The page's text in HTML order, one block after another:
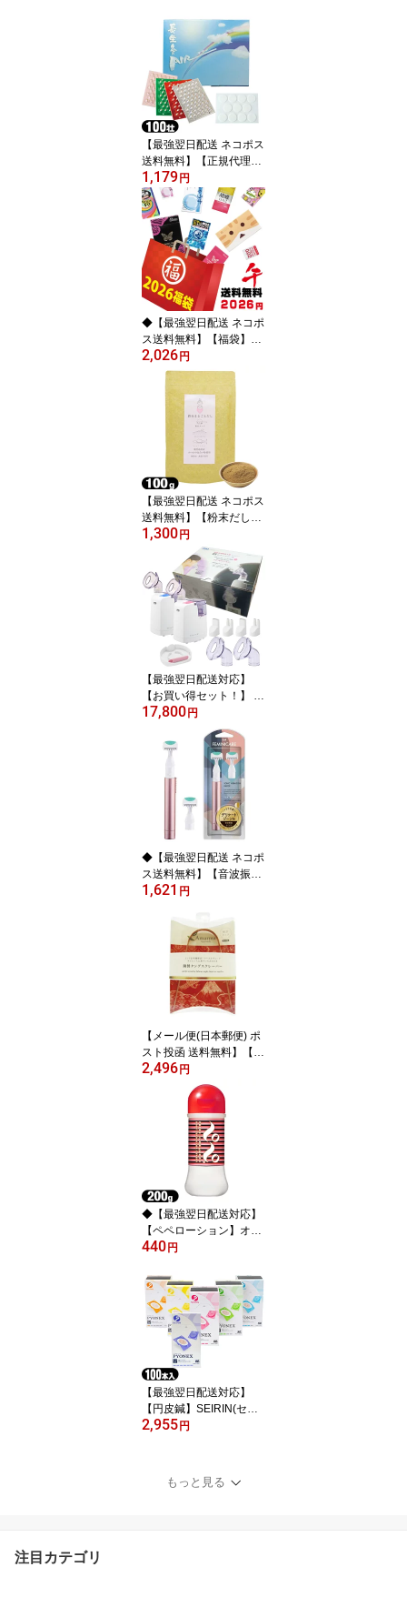
【最強翌日配送 ネコポス
送料無料】【正規代理
店】山正(YAMASHO) 長
生灸 (ちょうせいきゅう)
100壮 (レギュラー・ライ
ト・ハード・ソフト) 調
熱絆(11枚入)付 - 使いや
すい本格派のお灸。どこ
にでも貼ることができる
シールタイプ。【smtb-
s】
1,179円
◆【最強翌日配送 ネコポ
ス送料無料】【福袋】20
26年 ちょっと大人の福
袋 2026円ポッキリ！自
分で選べるコンドーム・
ローション豪華6点セッ
ト! スキン最大60個+ロー
ション12袋 ※完全包装
でお届け致します。【sm
2,026円
【最強翌日配送 ネコポス
送料無料】【粉末だし】
【かつおだし】鉄分まる
ごとだし 粉末タイプ 100
g - 食塩 無添加。鹿児島
県産 かつおの血合い粉使
用。出汁。お出汁。調味
料 【smtb-s】
1,300円
【最強翌日配送対応】
【お買い得セット！】 A
&D(エーアンドデイ) 超音
波温熱吸入器 ホットシャ
ワー5 プラス 今だけ!さら
についてくる (吸入マス
ク・口ノズル・鼻ノズル)
x1セット (計各2個) (UN-
135) - 吸入口の角度調整
付で吸入しやすく使いや
すさアップ!【smtb-s】
17,800円
◆【最強翌日配送 ネコポ
ス送料無料】【音波振動
カミソリ】貝印 FEMINIC
振動カミソリ デリケート
ゾーン用 (替刃2個付) - D
ANDYCARE(ダンディケ
ア)姉妹品。 ※完全包装
でお届け致します。【sm
tb-s】
1,621 円
【メール便(日本郵便) ポ
スト投函 送料無料】【舌
クリーナー】Amarma(ア
マルマ) 銅製タングスク
レーパー (日本製) - 舌苔
をスッキリ取り除きま
す！【smtb-s】
2,496円
◆【最強翌日配送対応】
【ペペローション】オカ
モト ペペプレジャー 200
ン ボトルタイプ プレジ
ャー - 水溶性ボディ用マ
ッサージローション。糸
引きが少ない超密着タイ
プ。※完全包装でお届け
致します。
440円
【最強翌日配送対応】
【円皮鍼】SEIRIN(セイ
リン) パイオネックス 10
円皮鍼/円皮針(えんぴし
2,955円
もっと見る
注目カテゴリ